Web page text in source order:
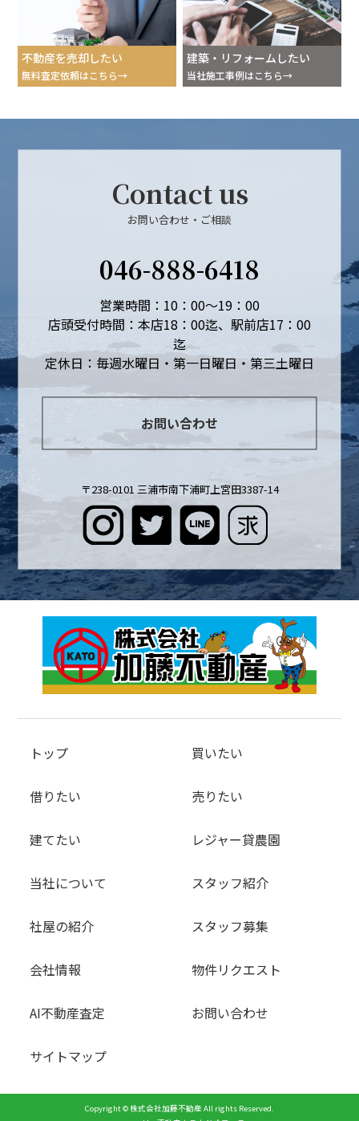
不動産を売却したい
無料査定依頼はこちら
建築・リフォームしたい
当社施工事例はこちら
Contact us
お問い合わせ・ご相談
046-888-6418
営業時間：10：00～19：00
店頭受付時間：本店18：00迄、駅前店17：00
迄
定休日：毎週水曜日・第一日曜日・第三土曜日
お問い合わせ
〒238-0101 三浦市南下浦町上宮田3387-14
トップ 買いたい
借りたい 売りたい
建てたい レジャー貸農園
当社について スタッフ紹介
社屋の紹介 スタッフ募集
会社情報 物件リクエスト
AI不動産査定 お問い合わせ
サイトマップ
Copyright © 株式会社加藤不動産 All rights Reserved.